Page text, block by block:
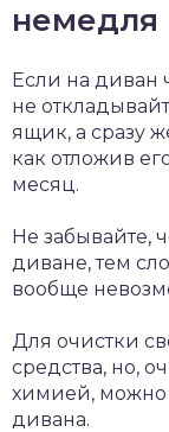
немедля
Если на диван
не
ящик, а сразу
как отложив
месяц.
Не забывайте,
диване, тем
вообще
Для очистки
средства, но,
химией, можно
дивана.